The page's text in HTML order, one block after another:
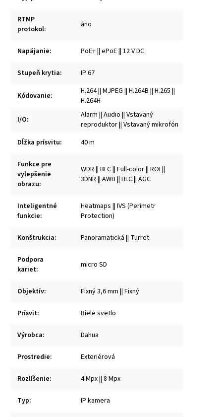
RTMP
protokol: áno
Napájanie: PoE+ || ePoE || 12 V DC
Stupeň krytia: IP 67
Kódovanie:
H.264 || MJPEG || H.264B || H.265 ||
H.264H
I/O:
Alarm || Audio || Vstavaný
reproduktor || Vstavaný mikrofón
Dĺžka prísvitu: 40 m
Funkce pre
vylepšenie
obrazu:
WDR || BLC || Full-color || ROI ||
3DNR || AWB || HLC || AGC
Inteligentné
funkcie:
Heatmaps || IVS (Perimetr
Protection)
Konštrukcia: Panoramatická || Turret
Podpora
kariet: micro SD
Objektív: Fixný 3,6 mm || Fixný
Prísvit: Biele svetlo
Výrobca: Dahua
Prostredie: Exteriérová
Rozlíšenie: 4 Mpx || 8 Mpx
Typ: IP kamera